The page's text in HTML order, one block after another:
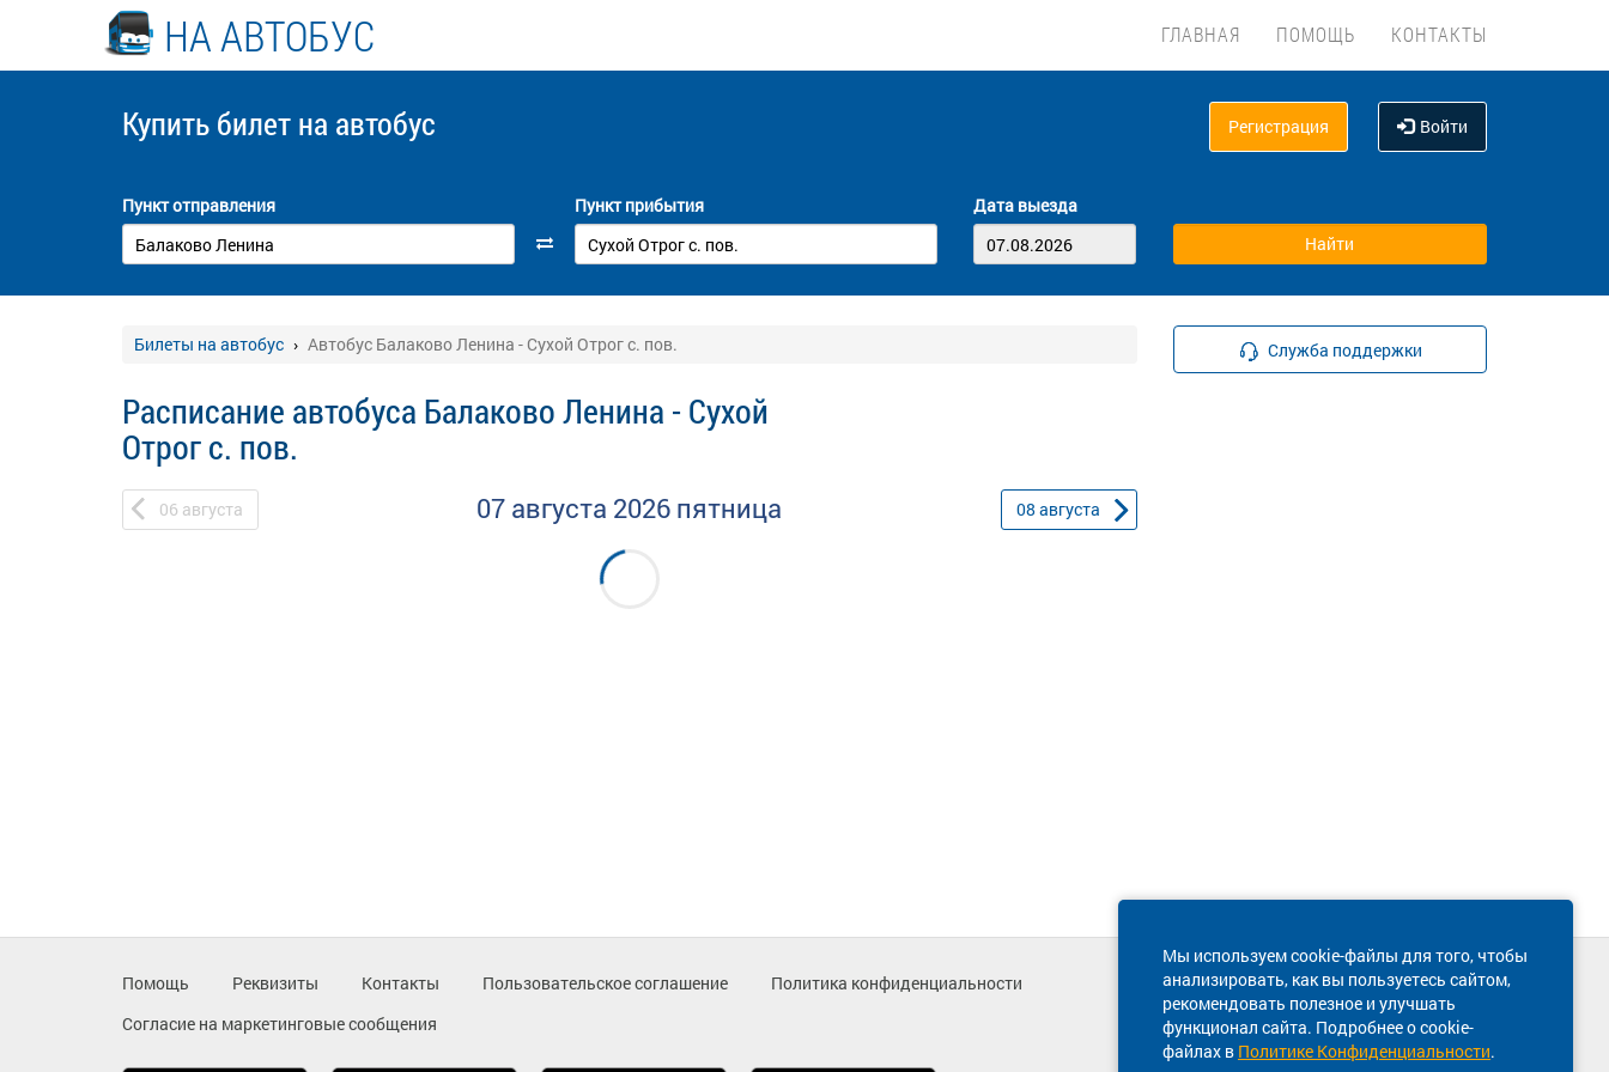
НА АВТОБУС ГЛАВНАЯ ПОМОЩЬ КОНТАКТЫ
Купить билет на автобус Регистрация Войти
Пункт отправления Пункт прибытия Дата выезда
Билеты на автобус Автобус Балаково Ленина - Сухой Отрог с. пов.
Расписание автобуса Балаково Ленина - Сухой
Отрог с. пов.
06 августа 07 августа 2026 пятница 08 августа
Служба поддержки
Мы используем cookie-файлы для того, чтобы
анализировать, как вы пользуетесь сайтом,
рекомендовать полезное и улучшать
функционал сайта. Подробнее о cookie-
файлах в Политике Конфиденциальности.
Помощь Реквизиты Контакты Пользовательское соглашение
Политика конфиденциальности
Согласие на маркетинговые сообщения
Техническая поддержка сайта
8 800 600-03-38